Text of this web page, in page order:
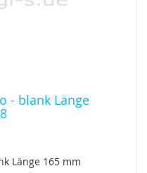
- blank Länge
Länge 165 mm